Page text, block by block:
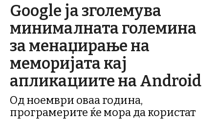
Google ја зголемува
минималната големина
за менаџирање на
меморијата кај
апликациите на Android
Од ноември оваа година,
програмерите ќе мора да користат